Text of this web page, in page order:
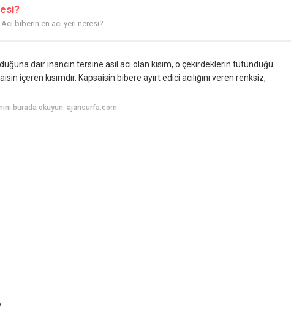
Acı biberin en acı yeri neresi?
dair inancın tersine asıl acı olan kısım, o çekirdeklerin tutunduğu
içeren kısımdır. Kapsaisin bibere ayırt edici acılığını veren renksiz,
burada okuyun: ajansurfa.com